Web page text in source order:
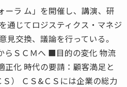
ーラ ム」を開催し、講演、研
通じてロジスティクス・マネジ
見交換、議論を行っている。
ＳＣＭへ ■目的の変化 物流
正化 時代の要請：顧客満足と
） ＣＳ&ＣＳには企業の総力